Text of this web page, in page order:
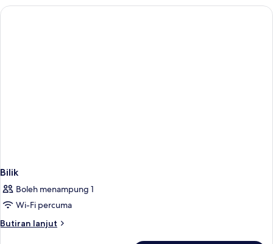
Room
Bilik
Boleh menampung 1
Wi-Fi percuma
Butiran lanjut
Butiran